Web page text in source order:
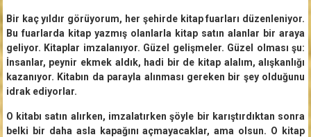
Bir kaç yıldır görüyorum, her şehirde kitap fuarları düzenleniyor.
Bu fuarlarda kitap yazmış olanlarla kitap satın alanlar bir araya
geliyor. Kitaplar imzalanıyor. Güzel gelişmeler. Güzel olması şu:
İnsanlar, peynir ekmek aldık, hadi bir de kitap alalım, alışkanlığı
kazanıyor. Kitabın da parayla alınması gereken bir şey olduğunu
idrak ediyorlar.
O kitabı satın alırken, imzalatırken şöyle bir karıştırdıktan sonra
belki bir daha asla kapağını açmayacaklar, ama olsun. O kitap